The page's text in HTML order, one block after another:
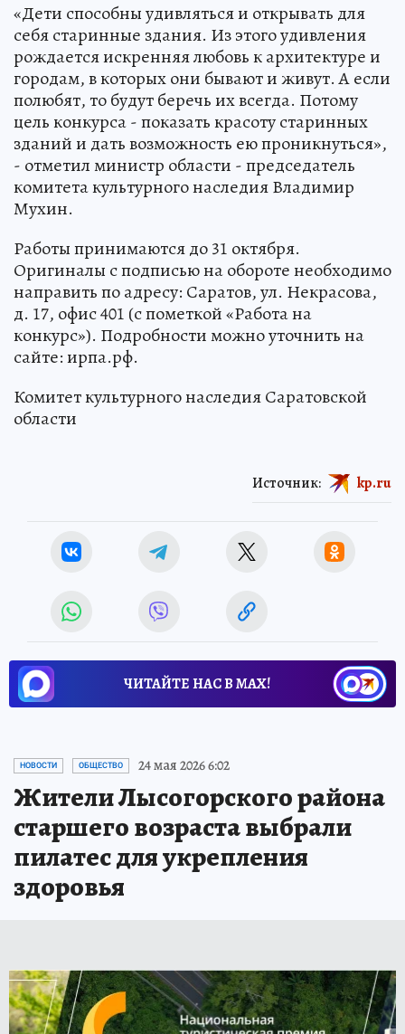
«Дети способны удивляться и открывать для
себя старинные здания. Из этого удивления
рождается искренняя любовь к архитектуре и
городам, в которых они бывают и живут. А если
полюбят, то будут беречь их всегда. Потому
цель конкурса - показать красоту старинных
зданий и дать возможность ею проникнуться»,
- отметил министр области - председатель
комитета культурного наследия Владимир
Мухин.
Работы принимаются до 31 октября.
Оригиналы с подписью на обороте необходимо
направить по адресу: Саратов, ул. Некрасова,
д. 17, офис 401 (с пометкой «Работа на
конкурс»). Подробности можно уточнить на
сайте: ирпа.рф.
Комитет культурного наследия Саратовской
области
Источник: kp.ru
ЧИТАЙТЕ НАС В МАХ!
НОВОСТИ ОБЩЕСТВО 24 мая 2026 6:02
Жители Лысогорского района
старшего возраста выбрали
пилатес для укрепления
здоровья